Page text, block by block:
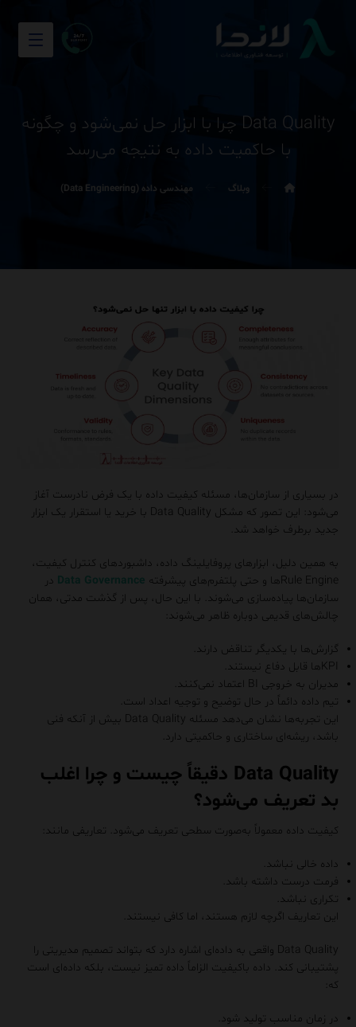
Data Quality چرا با ابزار حل نمی‌شود و چگونه
با حاکمیت داده به نتیجه می‌رسد
وبلاگ مهندسی داده (Data Engineering)
در بسیاری از سازمان‌ها، مسئله کیفیت داده با یک فرض نادرست آغاز
می‌شود: این تصور که مشکل Data Quality با خرید یا استقرار یک ابزار
جدید برطرف خواهد شد.
به همین دلیل، ابزارهای پروفایلینگ داده، داشبوردهای کنترل کیفیت،
Rule Engineها و حتی پلتفرم‌های پیشرفته
Data Governance در
سازمان‌ها پیاده‌سازی می‌شوند. با این حال، پس از گذشت مدتی، همان
چالش‌های قدیمی دوباره ظاهر می‌شوند:
گزارش‌ها با یکدیگر تناقض دارند.
KPIها قابل دفاع نیستند.
مدیران به خروجی BI اعتماد نمی‌کنند.
تیم داده دائماً در حال توضیح و توجیه اعداد است.
این تجربه‌ها نشان می‌دهد مسئله Data Quality بیش از آنکه فنی
باشد، ریشه‌ای ساختاری و حاکمیتی دارد.
Data Quality دقیقاً چیست و چرا اغلب
بد تعریف می‌شود؟
کیفیت داده معمولاً به‌صورت سطحی تعریف می‌شود. تعاریفی مانند:
داده خالی نباشد.
فرمت درست داشته باشد.
تکراری نباشد.
این تعاریف اگرچه لازم هستند، اما کافی نیستند.
Data Quality واقعی به داده‌ای اشاره دارد که بتواند تصمیم مدیریتی را
پشتیبانی کند. داده باکیفیت الزاماً داده تمیز نیست، بلکه داده‌ای است
که:
در زمان مناسب تولید شود.